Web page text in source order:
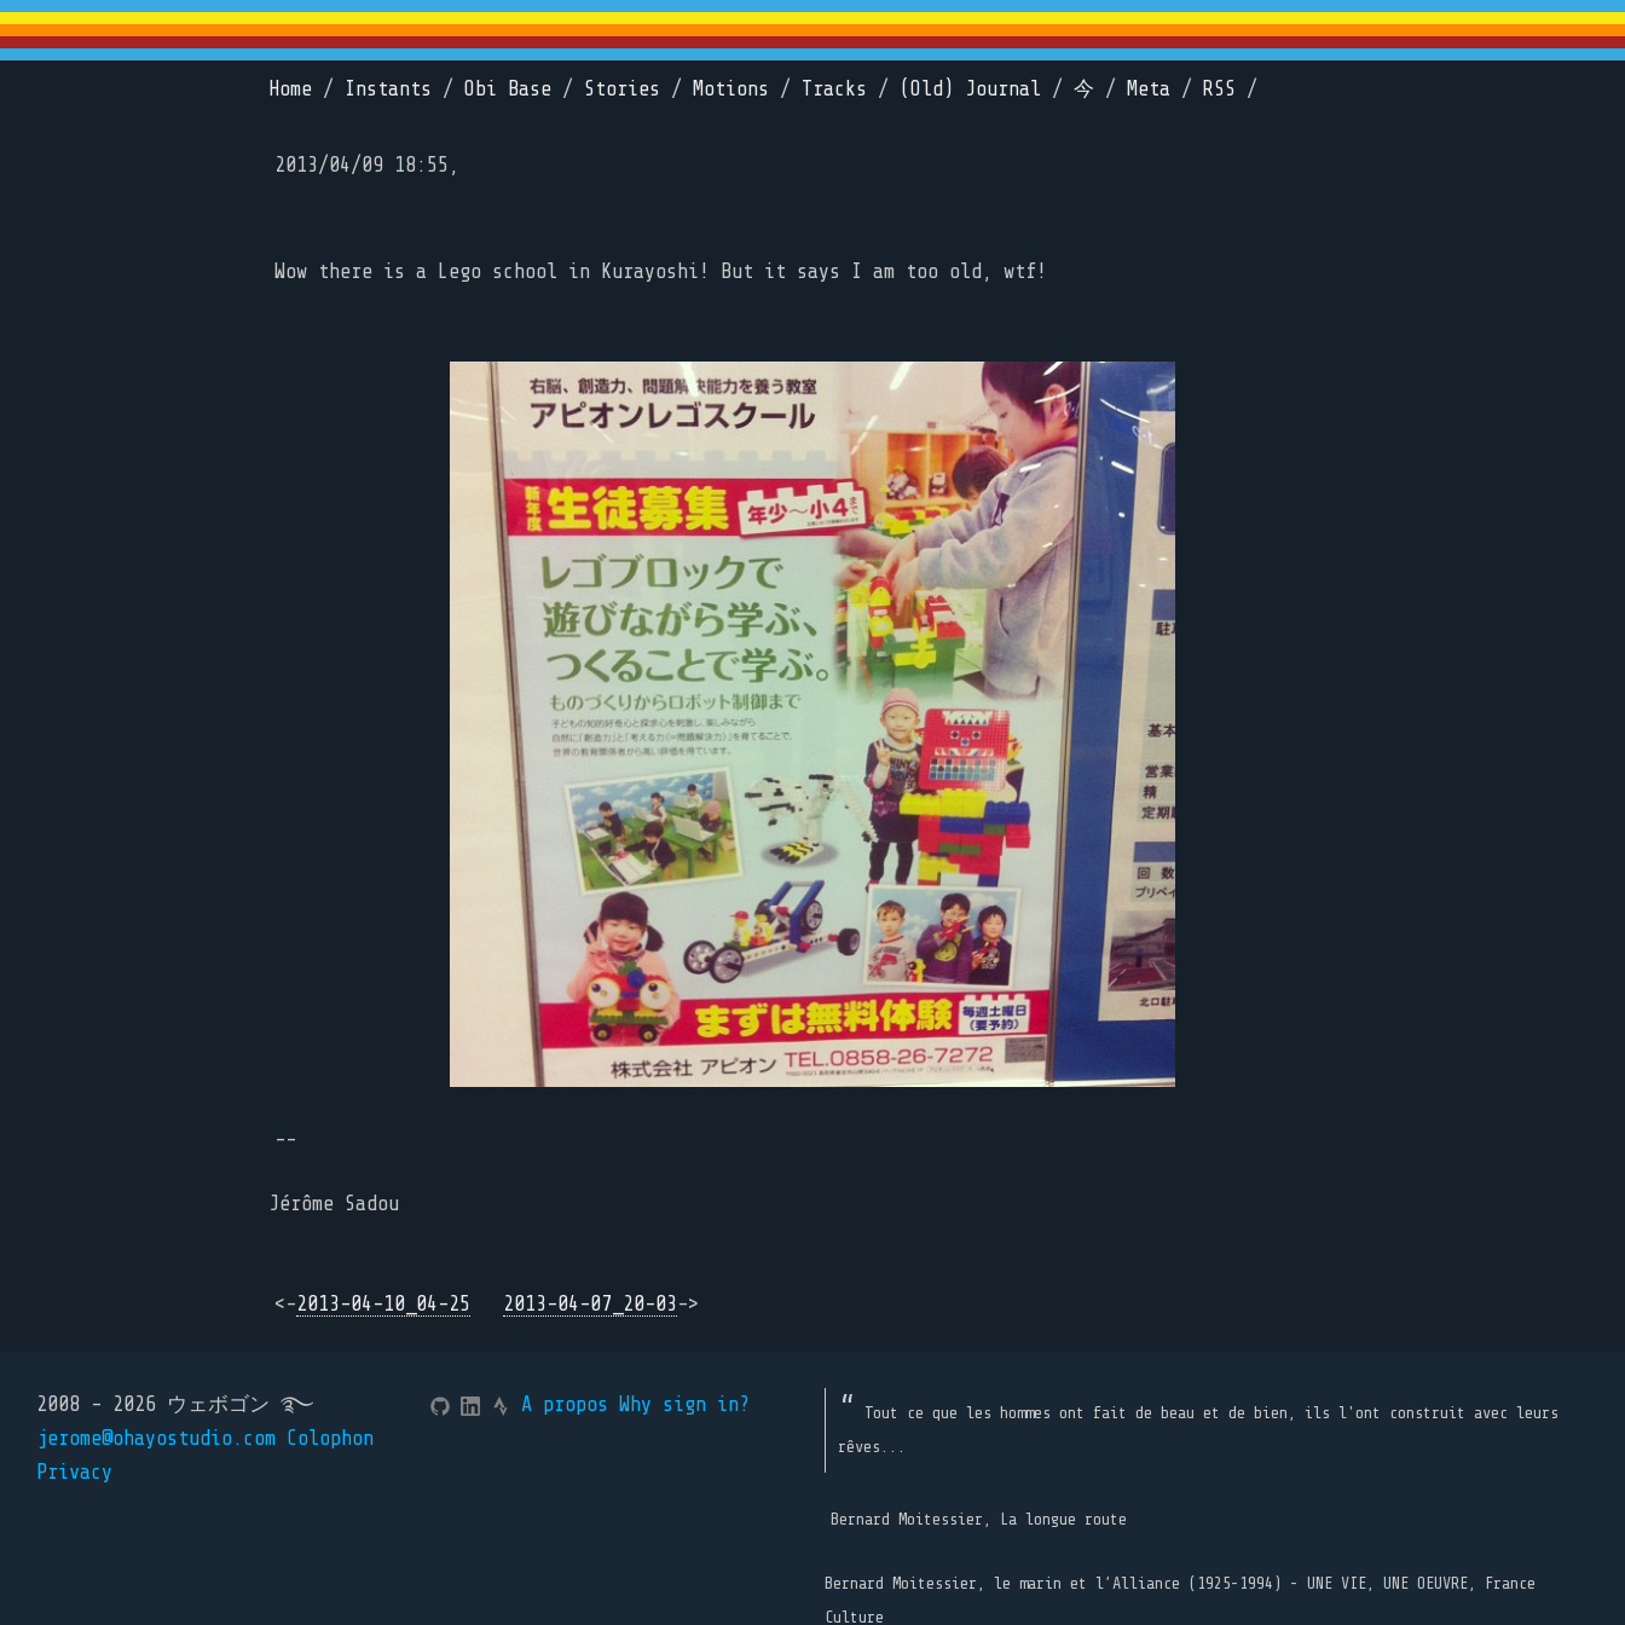
Home / Instants / Obi Base / Stories / Motions / Tracks / (Old) Journal / 今 / Meta / RSS /
2013/04/09 18:55,
Wow there is a Lego school in Kurayoshi! But it says I am too old, wtf!
--
Jérôme Sadou
<-2013-04-10_04-25 2013-04-07_20-03->
2008 - 2026 ウェボゴン ࿐
jerome@ohayostudio.com Colophon
Privacy
A propos Why sign in?
Tout ce que les hommes ont fait de beau et de bien, ils l'ont construit avec leurs
rêves...
Bernard Moitessier, La longue route
Bernard Moitessier, le marin et l’Alliance (1925-1994) - UNE VIE, UNE OEUVRE, France
Culture